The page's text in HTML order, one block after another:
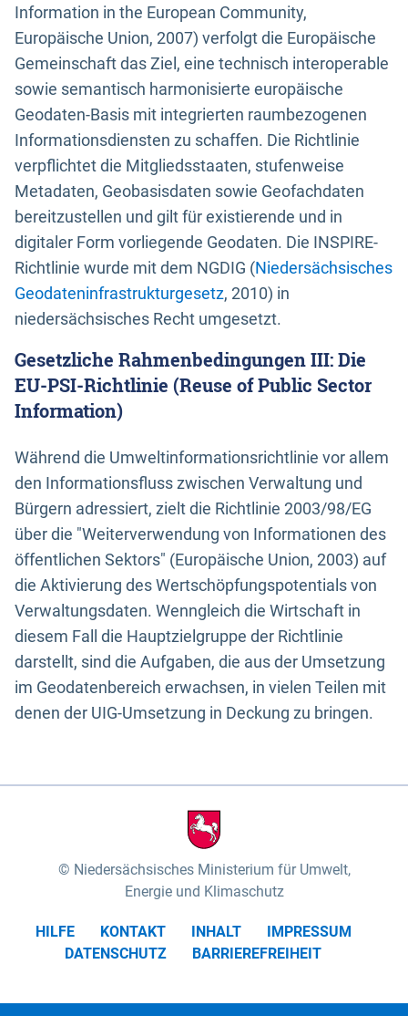
Information in the European Community,
Europäische Union, 2007) verfolgt die Europäische
Gemeinschaft das Ziel, eine technisch interoperable
sowie semantisch harmonisierte europäische
Geodaten-Basis mit integrierten raumbezogenen
Informationsdiensten zu schaffen. Die Richtlinie
verpflichtet die Mitgliedsstaaten, stufenweise
Metadaten, Geobasisdaten sowie Geofachdaten
bereitzustellen und gilt für existierende und in
digitaler Form vorliegende Geodaten. Die INSPIRE-
Richtlinie wurde mit dem NGDIG (Niedersächsisches
Geodateninfrastrukturgesetz, 2010) in
niedersächsisches Recht umgesetzt.
Gesetzliche Rahmenbedingungen III: Die
EU-PSI-Richtlinie (Reuse of Public Sector
Information)
Während die Umweltinformationsrichtlinie vor allem
den Informationsfluss zwischen Verwaltung und
Bürgern adressiert, zielt die Richtlinie 2003/98/EG
über die "Weiterverwendung von Informationen des
öffentlichen Sektors" (Europäische Union, 2003) auf
die Aktivierung des Wertschöpfungspotentials von
Verwaltungsdaten. Wenngleich die Wirtschaft in
diesem Fall die Hauptzielgruppe der Richtlinie
darstellt, sind die Aufgaben, die aus der Umsetzung
im Geodatenbereich erwachsen, in vielen Teilen mit
denen der UIG-Umsetzung in Deckung zu bringen.
Niedersächsisches Ministerium für Umwelt,
Energie und Klimaschutz
HILFE KONTAKT INHALT
IMPRESSUM
DATENSCHUTZ
BARRIEREFREIHEIT